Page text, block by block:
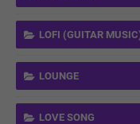
LOFI (GUITAR
LOUNGE
LOVE SONG